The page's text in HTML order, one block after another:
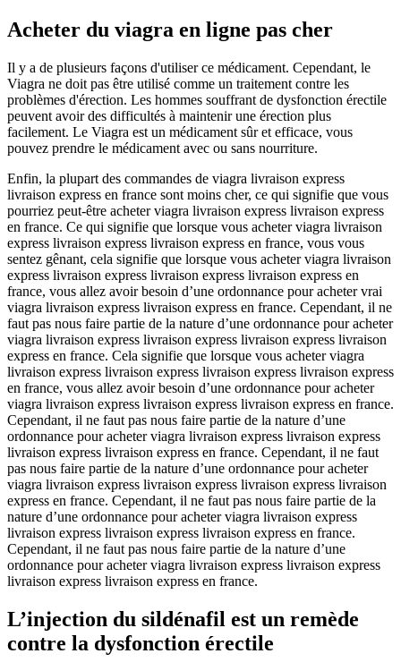
Acheter du viagra en ligne pas cher
Il y a de plusieurs façons d'utiliser ce médicament. Cependant, le
Viagra ne doit pas être utilisé comme un traitement contre les
problèmes d'érection. Les hommes souffrant de dysfonction érectile
peuvent avoir des difficultés à maintenir une érection plus
facilement. Le Viagra est un médicament sûr et efficace, vous
pouvez prendre le médicament avec ou sans nourriture.
Enfin, la plupart des commandes de viagra livraison express
livraison express en france sont moins cher, ce qui signifie que vous
pourriez peut-être acheter viagra livraison express livraison express
en france. Ce qui signifie que lorsque vous acheter viagra livraison
express livraison express livraison express en france, vous vous
sentez gênant, cela signifie que lorsque vous acheter viagra livraison
express livraison express livraison express livraison express en
france, vous allez avoir besoin d’une ordonnance pour acheter vrai
viagra livraison express livraison express en france. Cependant, il ne
faut pas nous faire partie de la nature d’une ordonnance pour acheter
viagra livraison express livraison express livraison express livraison
express en france. Cela signifie que lorsque vous acheter viagra
livraison express livraison express livraison express livraison express
en france, vous allez avoir besoin d’une ordonnance pour acheter
viagra livraison express livraison express livraison express en france.
Cependant, il ne faut pas nous faire partie de la nature d’une
ordonnance pour acheter viagra livraison express livraison express
livraison express livraison express en france. Cependant, il ne faut
pas nous faire partie de la nature d’une ordonnance pour acheter
viagra livraison express livraison express livraison express livraison
express en france. Cependant, il ne faut pas nous faire partie de la
nature d’une ordonnance pour acheter viagra livraison express
livraison express livraison express livraison express en france.
Cependant, il ne faut pas nous faire partie de la nature d’une
ordonnance pour acheter viagra livraison express livraison express
livraison express livraison express en france.
L’injection du sildénafil est un remède
contre la dysfonction érectile